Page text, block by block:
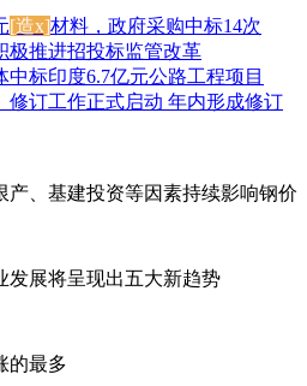
[造x]材料，政府采购中标14次
极推进招投标监管改革
中标印度6.7亿元公路工程项目
修订工作正式启动 年内形成修订
产、基建投资等因素持续影响钢价
发展将呈现出五大新趋势
的最多